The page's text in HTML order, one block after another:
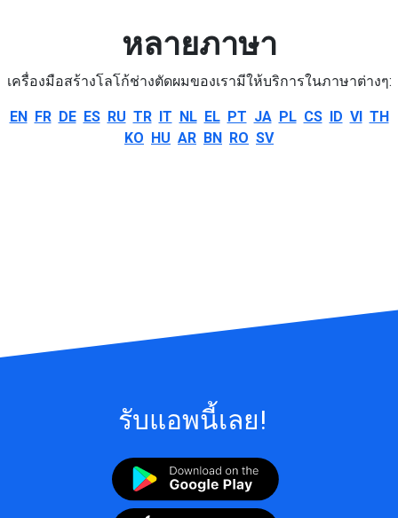
หลายภาษา
เครื่องมือสร้างโลโก้ช่างตัดผมของเรามีให้บริการในภาษาต่างๆ:
EN FR DE ES RU TR IT NL EL PT JA PL CS ID VI TH
KO HU AR BN RO SV
รับแอพนี้เลย!